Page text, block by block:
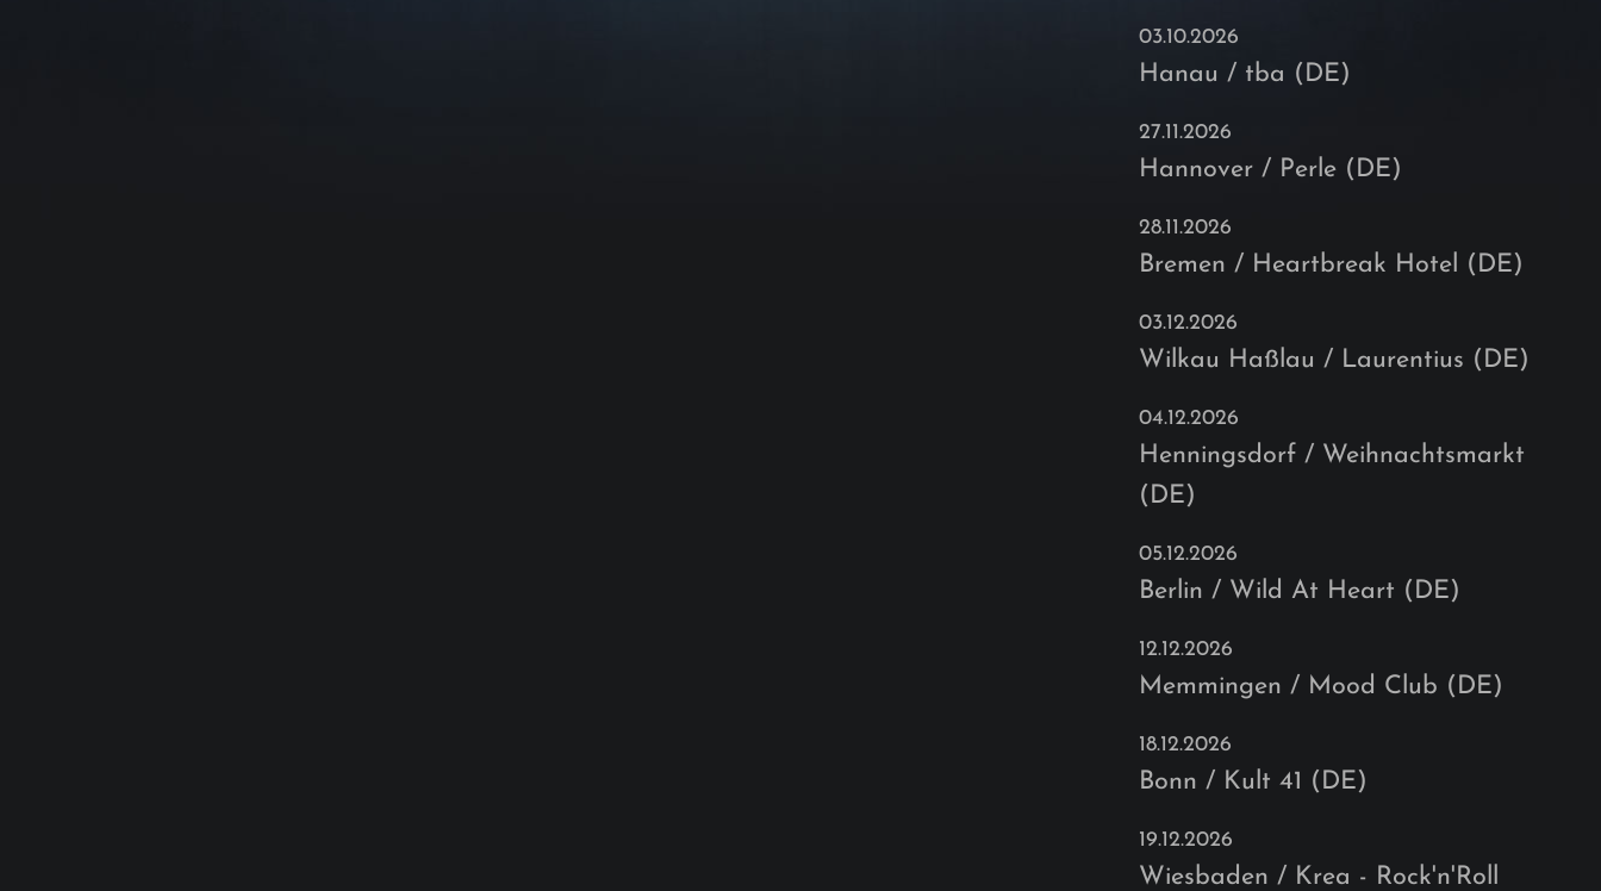
03.10.2026
Hanau / tba (DE)
27.11.2026
Hannover / Perle (DE)
28.11.2026
Bremen / Heartbreak Hotel (DE)
03.12.2026
Wilkau Haßlau / Laurentius (DE)
04.12.2026
Henningsdorf / Weihnachtsmarkt
(DE)
05.12.2026
Berlin / Wild At Heart (DE)
12.12.2026
Memmingen / Mood Club (DE)
18.12.2026
Bonn / Kult 41 (DE)
19.12.2026
Wiesbaden / Krea - Rock'n'Roll